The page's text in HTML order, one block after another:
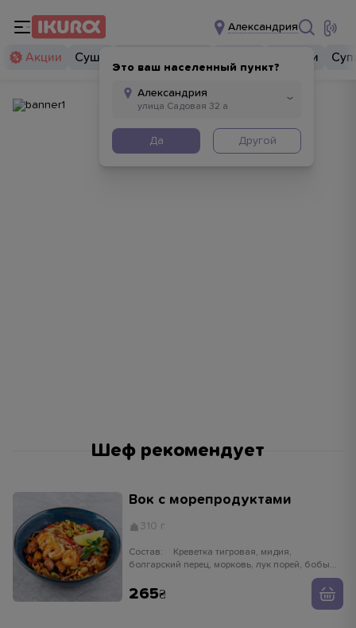
Александрия
Это ваш населенный пункт?
Да Другой
Акции Суши Закуски
Шеф рекомендует
Вок с морепродуктами
310 г
Состав:
болгарский перец, морковь, лук порей, бобы
устричный соус, кунжут белый, лапша рисовая
265